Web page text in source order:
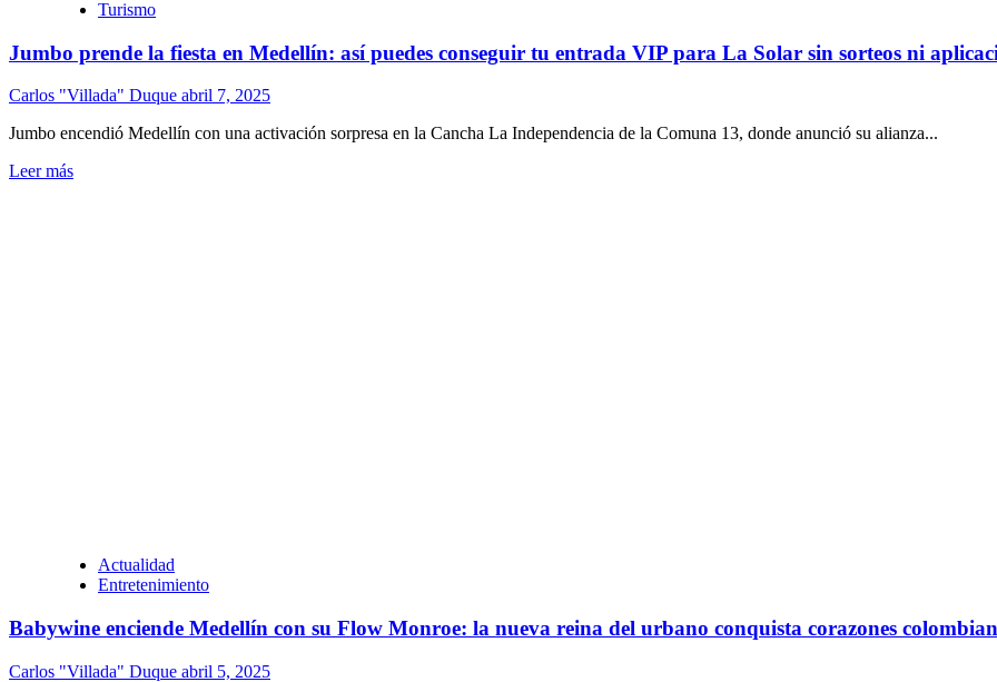
Turismo
Jumbo prende la fiesta en Medellín: así puedes conseguir tu entrada VIP para La Solar sin sorteos ni
Carlos "Villada" Duque abril 7, 2025
Jumbo encendió Medellín con una activación sorpresa en la Cancha La Independencia de la Comuna 13, donde anunció su alianza...
Leer más
Actualidad
Entretenimiento
Babywine enciende Medellín con su Flow Monroe: la nueva reina del urbano conquista corazones
Carlos "Villada" Duque abril 5, 2025